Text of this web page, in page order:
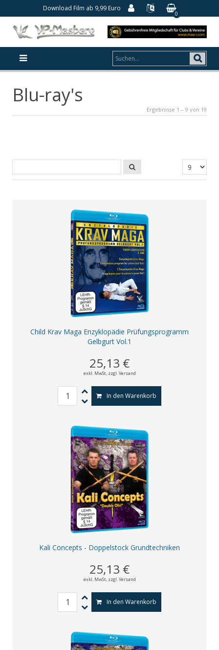
Download Film ab 9,99 Euro
0
Blu-ray's
Ergebnisse 1 – 9 von 19
Child Krav Maga Enzyklopädie Prüfungsprogramm
Gelbgurt Vol.1
25,13 €
exkl. MwSt, zzgl. Versand
In den Warenkorb
Kali Concepts - Doppelstock Grundtechniken
25,13 €
exkl. MwSt, zzgl. Versand
In den Warenkorb